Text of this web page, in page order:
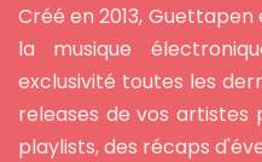
Créé en 2013,
la musique
exclusivité toutes les
releases de vos artistes
playlists, des récaps